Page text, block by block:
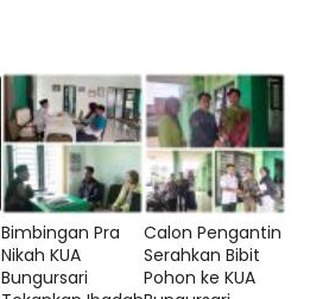
Bimbingan Pra
Nikah KUA
Bungursari
Calon Pengantin
Serahkan Bibit
Pohon ke KUA